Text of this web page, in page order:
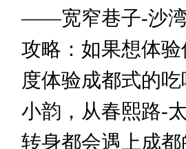
——宽窄巷子-沙湾
攻略：如果想体
度体验成都式的
小韵，从春熙路-
转身都会遇上成